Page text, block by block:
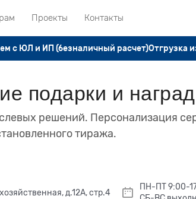
Проекты Контакты
с ЮЛ и ИП (безналичный расчет)Отгрузка
подарки и
решений. Персонализация
тиража.
д.12А, стр.4
ПН-ПТ 9:00-